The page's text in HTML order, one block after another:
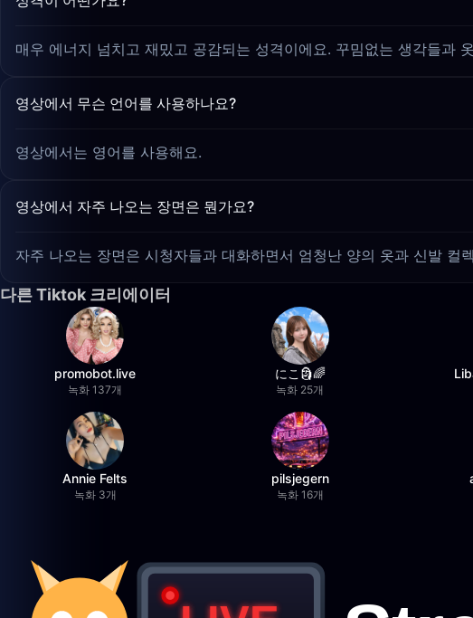
매우 에너지 넘치고 재밌고 공감되는 성격이에요. 꾸밈없는 생각들과
영상에서 무슨 언어를 사용하나요?
영상에서는 영어를 사용해요.
영상에서 자주 나오는 장면은 뭔가요?
자주 나오는 장면은 시청자들과 대화하면서 엄청난 양의 옷과 신발 컬
다른 Tiktok 크리에이터
promobot.live
녹화 137개
にこ🗿🌈
녹화 25개
Annie Felts
녹화 3개
pilsjegern
녹화 16개